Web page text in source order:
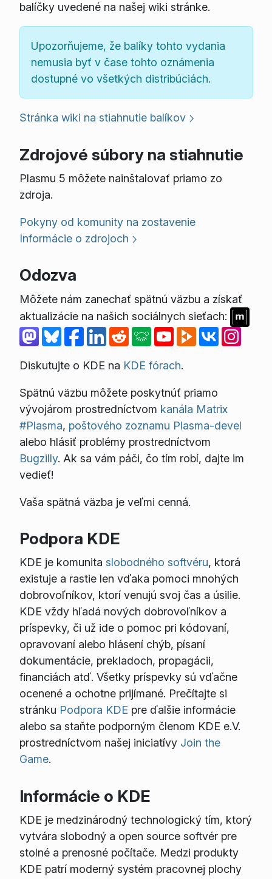
balíčky uvedené na našej wiki stránke.
Upozorňujeme, že balíky tohto vydania
nemusia byť v čase tohto oznámenia
dostupné vo všetkých distribúciách.
Stránka wiki na stiahnutie balíkov
Zdrojové súbory na stiahnutie
Plasmu 5 môžete nainštalovať priamo zo
zdroja.
Pokyny od komunity na zostavenie
Informácie o zdrojoch
Odozva
Môžete nám zanechať spätnú väzbu a získať
aktualizácie na našich sociálnych sieťach:
Diskutujte o KDE na KDE fórach.
Spätnú väzbu môžete poskytnúť priamo
vývojárom prostredníctvom kanála Matrix
#Plasma, poštového zoznamu Plasma-devel
alebo hlásiť problémy prostredníctvom
Bugzilly. Ak sa vám páči, čo tím robí, dajte im
vedieť!
Vaša spätná väzba je veľmi cenná.
Podpora KDE
KDE je komunita slobodného softvéru, ktorá
existuje a rastie len vďaka pomoci mnohých
dobrovoľníkov, ktorí venujú svoj čas a úsilie.
KDE vždy hľadá nových dobrovoľníkov a
príspevky, či už ide o pomoc pri kódovaní,
opravovaní alebo hlásení chýb, písaní
dokumentácie, prekladoch, propagácii,
financiách atď. Všetky príspevky sú vďačne
ocenené a ochotne prijímané. Prečítajte si
stránku Podpora KDE pre ďalšie informácie
alebo sa staňte podporným členom KDE e.V.
prostredníctvom našej iniciatívy Join the
Game.
Informácie o KDE
KDE je medzinárodný technologický tím, ktorý
vytvára slobodný a open source softvér pre
stolné a prenosné počítače. Medzi produkty
KDE patrí moderný systém pracovnej plochy